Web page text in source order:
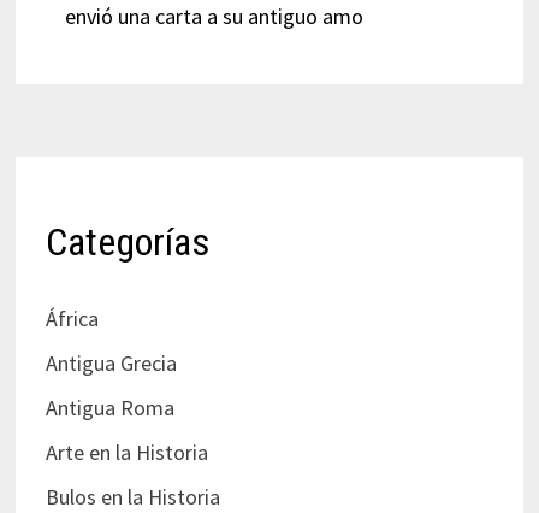
envió una carta a su antiguo amo
Categorías
África
Antigua Grecia
Antigua Roma
Arte en la Historia
Bulos en la Historia